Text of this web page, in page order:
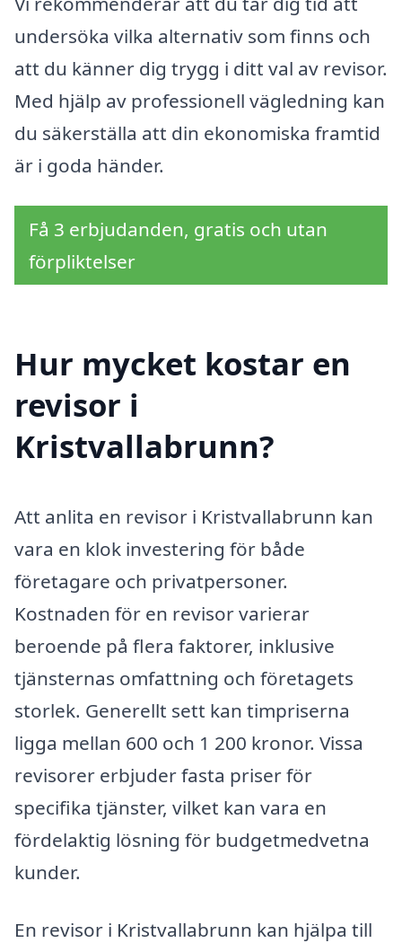
undersöka vilka alternativ som finns och
att du känner dig trygg i ditt val av revisor.
Med hjälp av professionell vägledning kan
du säkerställa att din ekonomiska framtid
är i goda händer.
Få 3 erbjudanden, gratis och utan
förpliktelser
Hur mycket kostar en
revisor i
Kristvallabrunn?
Att anlita en revisor i Kristvallabrunn kan
vara en klok investering för både
företagare och privatpersoner.
Kostnaden för en revisor varierar
beroende på flera faktorer, inklusive
tjänsternas omfattning och företagets
storlek. Generellt sett kan timpriserna
ligga mellan 600 och 1 200 kronor. Vissa
revisorer erbjuder fasta priser för
specifika tjänster, vilket kan vara en
fördelaktig lösning för budgetmedvetna
kunder.
En revisor i Kristvallabrunn kan hjälpa till